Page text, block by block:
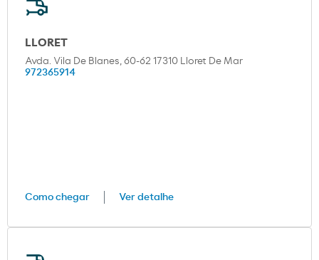
LLORET
Avda. Vila De Blanes, 60-62 17310 Lloret De Mar
972365914
Como chegar Ver detalhe